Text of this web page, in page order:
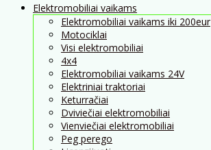
Elektromobiliai vaikams
Elektromobiliai vaikams iki 200eur
Motociklai
Visi elektromobiliai
4x4
Elektromobiliai vaikams 24V
Elektriniai traktoriai
Keturračiai
Dviviečiai elektromobiliai
Vienviečiai elektromobiliai
Peg perego